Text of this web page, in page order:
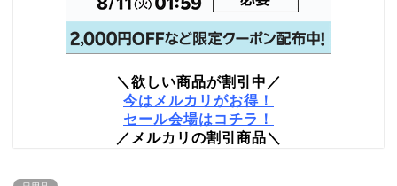
＼欲しい商品が割引中／
今はメルカリがお得！
セール会場はコチラ！
／メルカリの割引商品＼